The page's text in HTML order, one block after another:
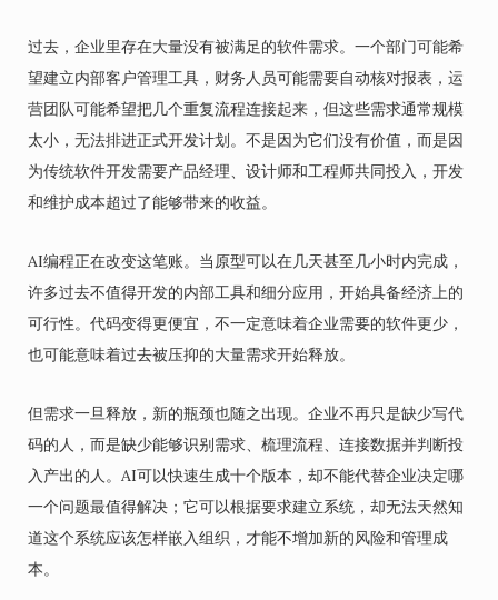
过去，企业里存在大量没有被满足的软件需求。一个部门可能希
望建立内部客户管理工具，财务人员可能需要自动核对报表，运
营团队可能希望把几个重复流程连接起来，但这些需求通常规模
太小，无法排进正式开发计划。不是因为它们没有价值，而是因
为传统软件开发需要产品经理、设计师和工程师共同投入，开发
和维护成本超过了能够带来的收益。
AI编程正在改变这笔账。当原型可以在几天甚至几小时内完成，
许多过去不值得开发的内部工具和细分应用，开始具备经济上的
可行性。代码变得更便宜，不一定意味着企业需要的软件更少，
也可能意味着过去被压抑的大量需求开始释放。
但需求一旦释放，新的瓶颈也随之出现。企业不再只是缺少写代
码的人，而是缺少能够识别需求、梳理流程、连接数据并判断投
入产出的人。AI可以快速生成十个版本，却不能代替企业决定哪
一个问题最值得解决；它可以根据要求建立系统，却无法天然知
道这个系统应该怎样嵌入组织，才能不增加新的风险和管理成
本。